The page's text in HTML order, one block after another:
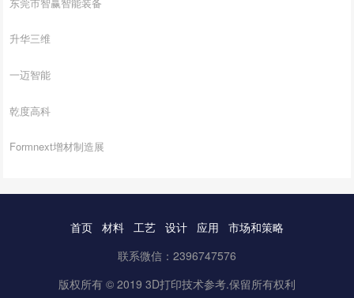
升华三维
一迈智能
乾度高科
Formnext增材制造展
首页 材料 工艺 设计 应用
市场和策略
联系微信：2396747576
版权所有 © 2019 3D打印技术参考.保留所有权利